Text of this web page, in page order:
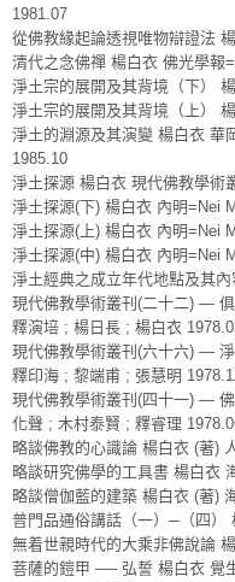
1981.07
從佛教緣起論透視唯物辯證法
清代之念佛禪 楊白衣 佛光學報
淨土宗的展開及其背境（下）
淨土宗的展開及其背境（上）
淨土的淵源及其演變 楊白衣 華
1985.10
淨土探源 楊白衣 現代佛教學術
淨土探源(下) 楊白衣 內明=Nei
淨土探源(上) 楊白衣 內明=Nei
淨土探源(中) 楊白衣 內明=Nei
淨土經典之成立年代地點及其
現代佛教學術叢刊(二十二) —
釋演培 ; 楊日長 ; 楊白衣
現代佛教學術叢刊(六十六) —
釋印海 ; 黎端甫 ; 張慧明
現代佛教學術叢刊(四十一) —
化聲 ; 木村泰賢 ; 釋睿理
略談佛教的心識論 楊白衣 (著)
略談研究佛學的工具書 楊白衣
略談僧伽藍的建築 楊白衣 (著)
普門品通俗講話（一）─（四）
無着世親時代的大乘非佛說論
菩薩的鎧甲 ── 弘誓 楊白衣 覺